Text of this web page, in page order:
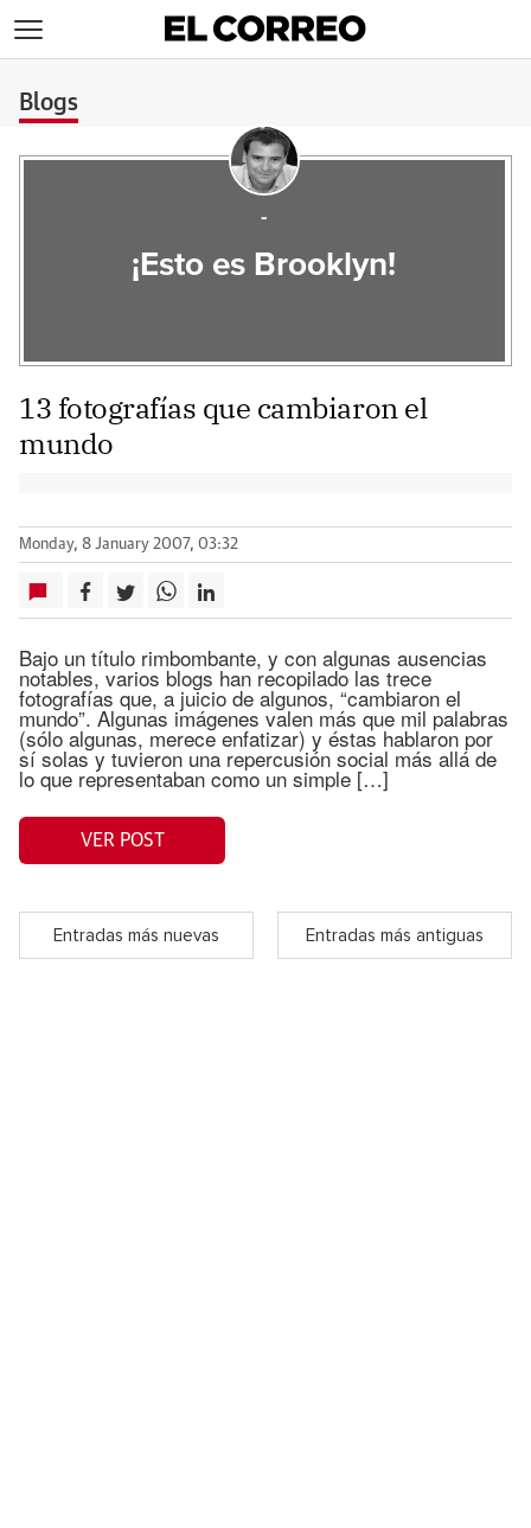
Blogs
-
¡Esto es Brooklyn!
13 fotografías que cambiaron el
mundo
Monday, 8 January 2007, 03:32
Bajo un título rimbombante, y con algunas ausencias
notables, varios blogs han recopilado las trece
fotografías que, a juicio de algunos, “cambiaron el
mundo”. Algunas imágenes valen más que mil palabras
(sólo algunas, merece enfatizar) y éstas hablaron por
sí solas y tuvieron una repercusión social más allá de
lo que representaban como un simple […]
VER POST
Entradas más nuevas Entradas más antiguas